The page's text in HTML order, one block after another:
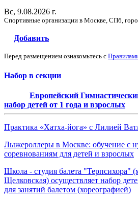
Вс, 9.08.2026 г.
Спортивные организации в Москве, СПб,
Добавить
Перед размещением ознакомьтесь с
Набор в секции
Европейский
набор детей от 1 года и взрослых
Практика «Хатха-йога» с Лилией
Лыжероллеры в Москве: обучение с
соревнованиям для детей и взрослых
Школа - студия балета "Терпсихора"
Щелковская) осуществляет набор
для занятий балетом (хореографией)